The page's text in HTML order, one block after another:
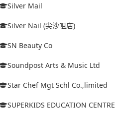
Silver Mail
Silver Nail (尖沙咀店)
SN Beauty Co
Soundpost Arts & Music Ltd
Star Chef Mgt Schl Co.,limited
SUPERKIDS EDUCATION CENTRE